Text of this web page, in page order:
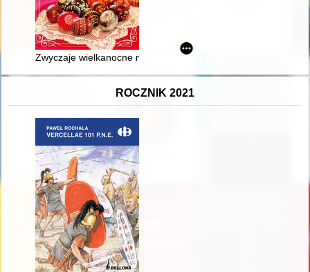
Zwyczaje wielkanocne na północnym Mazowszu
ROCZNIK 2021